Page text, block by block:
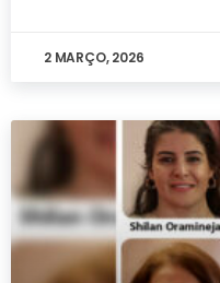
2 MARÇO, 2026